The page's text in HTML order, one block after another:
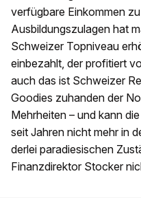
verfügbare Einkommen
Ausbildungszulagen hat
Schweizer Topniveau
einbezahlt, der profitiert
auch das ist Schweizer
Goodies zuhanden der
Mehrheiten – und kann
seit Jahren nicht mehr in
derlei paradiesischen
Finanzdirektor Stocker